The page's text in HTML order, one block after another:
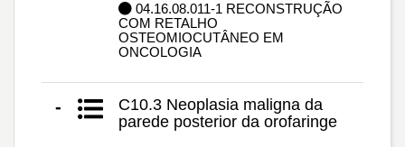
04.16.08.011-1 RECONSTRUÇÃO
COM RETALHO
OSTEOMIOCUTÂNEO EM
ONCOLOGIA
-
C10.3 Neoplasia maligna da
parede posterior da orofaringe